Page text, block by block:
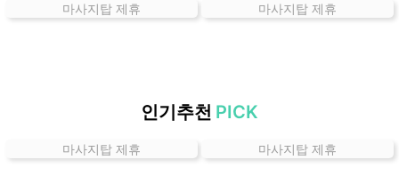
는
할
마사지탑 제휴 마사지탑 제휴
인기추천 PICK
마사지탑 제휴 마사지탑 제휴